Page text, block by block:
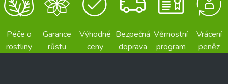
Péče o
rostliny
Garance
růstu
Výhodné
ceny
Bezpečná
doprava
Věrnostní
program
Vrácení
peněz